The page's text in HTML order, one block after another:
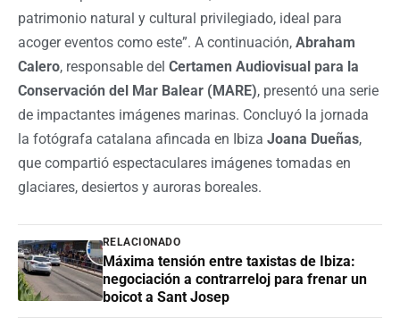
patrimonio natural y cultural privilegiado, ideal para
acoger eventos como este”. A continuación, Abraham
Calero, responsable del Certamen Audiovisual para la
Conservación del Mar Balear (MARE), presentó una serie
de impactantes imágenes marinas. Concluyó la jornada
la fotógrafa catalana afincada en Ibiza Joana Dueñas,
que compartió espectaculares imágenes tomadas en
glaciares, desiertos y auroras boreales.
RELACIONADO
Máxima tensión entre taxistas de Ibiza:
negociación a contrarreloj para frenar un
boicot a Sant Josep